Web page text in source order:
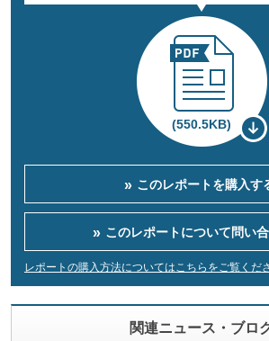
(550.5KB)
このレポートを購入す
このレポートについて問い
レポートの購入方法についてはこちらをご覧くだ
関連ニュース・ブロ